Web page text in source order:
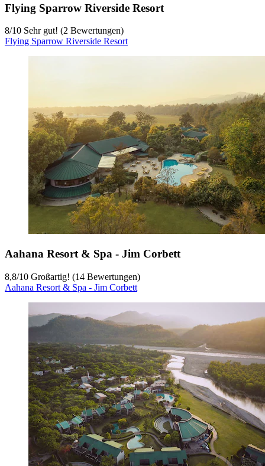
Flying Sparrow Riverside Resort
8/10 Sehr gut! (2 Bewertungen)
Flying Sparrow Riverside Resort
Aahana Resort & Spa - Jim Corbett
8,8/10 Großartig! (14 Bewertungen)
Aahana Resort & Spa - Jim Corbett